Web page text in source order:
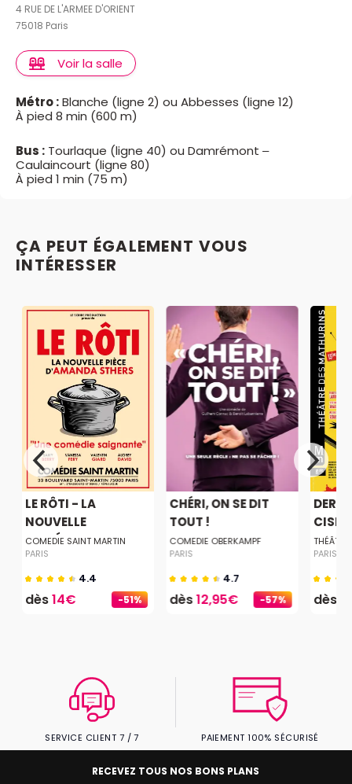
4 RUE DE L'ARMEE D'ORIENT
75018 Paris
Voir la salle
Métro :Blanche (ligne 2) ou Abbesses (ligne 12)
À pied 8 min (600 m)
Bus : Tourlaque (ligne 40) ou Damrémont –
Caulaincourt (ligne 80)
À pied 1 min (75 m)
ÇA PEUT ÉGALEMENT VOUS
INTÉRESSER
-51%
LE RÔTI - LA
NOUVELLE
COMÉDIE...
COMEDIE SAINT MARTIN
PARIS
4.4
dès14€ -57%
CHÉRI, ON SE DIT
TOUT !
COMEDIE OBERKAMPF
PARIS
4.7
dès12,95€
PARIS
dès
SERVICE CLIENT 7 / 7 PAIEMENT 100% SÉCURISÉ
RECEVEZ TOUS NOS BONS PLANS